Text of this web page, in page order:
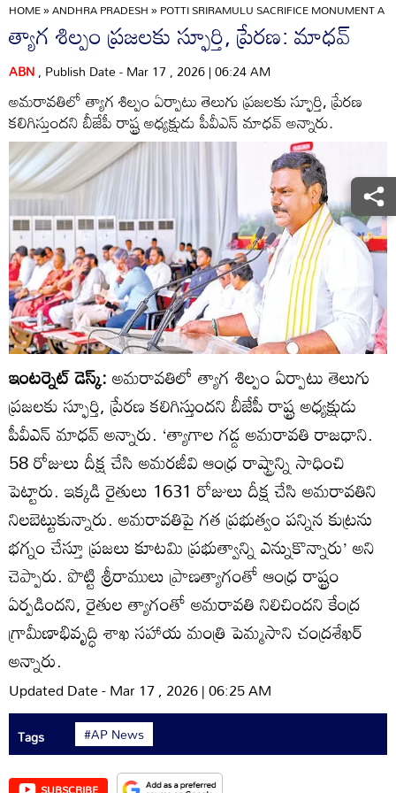
HOME»ANDHRA PRADESH»POTTI SRIRAMULU SACRIFICE MONUMENT A
త్యాగ శిల్పం ప్రజలకు స్ఫూర్తి, ప్రేరణ: మాధవ్‌
ABN, Publish Date - Mar 17 , 2026 | 06:24 AM
అమరావతిలో త్యాగ శిల్పం ఏర్పాటు తెలుగు ప్రజలకు స్ఫూర్తి, ప్రేరణ
కలిగిస్తుందని బీజేపీ రాష్ట్ర అధ్యక్షుడు పీవీఎన్‌ మాధవ్‌ అన్నారు.
ఇంటర్నెట్ డెస్క్:అమరావతిలో త్యాగ శిల్పం ఏర్పాటు తెలుగు
ప్రజలకు స్ఫూర్తి, ప్రేరణ కలిగిస్తుందని బీజేపీ రాష్ట్ర అధ్యక్షుడు
పీవీఎన్‌ మాధవ్‌ అన్నారు. ‘త్యాగాల గడ్డ అమరావతి రాజధాని.
58 రోజులు దీక్ష చేసి అమరజీవి ఆంధ్ర రాష్ట్రాన్ని సాధించి
పెట్టారు. ఇక్కడి రైతులు 1631 రోజులు దీక్ష చేసి అమరావతిని
నిలబెట్టుకున్నారు. అమరావతిపై గత ప్రభుత్వం పన్నిన కుట్రను
భగ్నం చేస్తూ ప్రజలు కూటమి ప్రభుత్వాన్ని ఎన్నుకొన్నారు’ అని
చెప్పారు. పొట్టి శ్రీరాములు ప్రాణత్యాగంతో ఆంధ్ర రాష్ట్రం
ఏర్పడిందని, రైతుల త్యాగంతో అమరావతి నిలిచిందని కేంద్ర
గ్రామీణాభివృద్ధి శాఖ సహాయ మంత్రి పెమ్మసాని చంద్రశేఖర్‌
అన్నారు.
Updated Date - Mar 17 , 2026 | 06:25 AM
Tags #AP News